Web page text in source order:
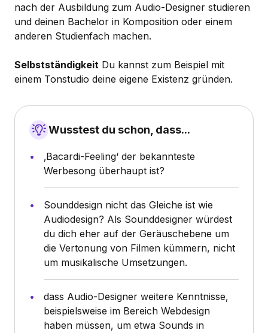
nach der Ausbildung zum Audio-Designer studieren
und deinen Bachelor in Komposition oder einem
anderen Studienfach machen.
Selbstständigkeit Du kannst zum Beispiel mit
einem Tonstudio deine eigene Existenz gründen.
Wusstest du schon, dass...
‚Bacardi-Feeling‘ der bekannteste
Werbesong überhaupt ist?
Sounddesign nicht das Gleiche ist wie
Audiodesign? Als Sounddesigner würdest
du dich eher auf der Geräuschebene um
die Vertonung von Filmen kümmern, nicht
um musikalische Umsetzungen.
dass Audio-Designer weitere Kenntnisse,
beispielsweise im Bereich Webdesign
haben müssen, um etwa Sounds in